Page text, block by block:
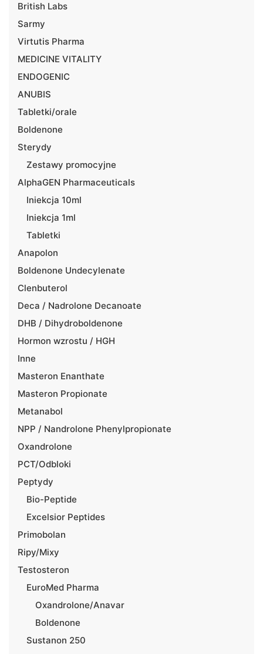
British Labs
Sarmy
Virtutis Pharma
MEDICINE VITALITY
ENDOGENIC
ANUBIS
Tabletki/orale
Boldenone
Sterydy
Zestawy promocyjne
AlphaGEN Pharmaceuticals
Iniekcja 10ml
Iniekcja 1ml
Tabletki
Anapolon
Boldenone Undecylenate
Clenbuterol
Deca / Nadrolone Decanoate
DHB / Dihydroboldenone
Hormon wzrostu / HGH
Inne
Masteron Enanthate
Masteron Propionate
Metanabol
NPP / Nandrolone Phenylpropionate
Oxandrolone
PCT/Odbloki
Peptydy
Bio-Peptide
Excelsior Peptides
Primobolan
Ripy/Mixy
Testosteron
EuroMed Pharma
Oxandrolone/Anavar
Boldenone
Sustanon 250